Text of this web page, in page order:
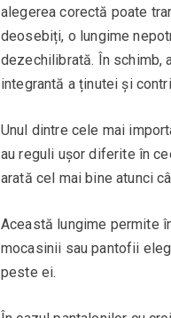
alegerea corectă poate
deosebiți, o lungime
dezechilibrată. În schimb,
integrantă a ținutei și
Unul dintre cele mai
au reguli ușor diferite în
arată cel mai bine atunci
Această lungime permite
mocasinii sau pantofii
peste ei.